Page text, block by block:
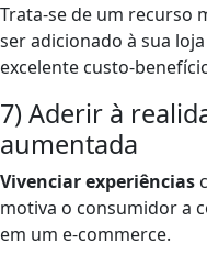
Trata-se de um recurso
ser adicionado à sua
excelente custo-
7) Aderir à
aumentada
Vivenciar experiências
motiva o consumidor a
em um e-commerce.